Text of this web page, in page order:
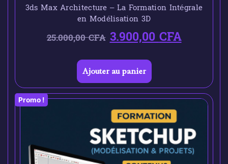
3ds Max Architecture – La Formation Intégrale
en Modélisation 3D
25.000,00CFA 3.900,00CFA
Ajouter au panier
Promo !